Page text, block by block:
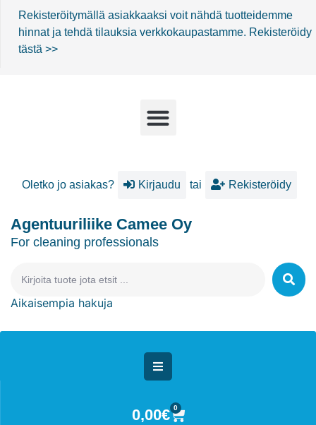
Rekisteröitymällä asiakkaaksi voit nähdä tuotteidemme
hinnat ja tehdä tilauksia verkkokaupastamme. Rekisteröidy
tästä >>
Oletko jo asiakas? Kirjaudu tai Rekisteröidy
Agentuuriliike Camee Oy
For cleaning professionals
Aikaisempia hakuja
0,00€ 0